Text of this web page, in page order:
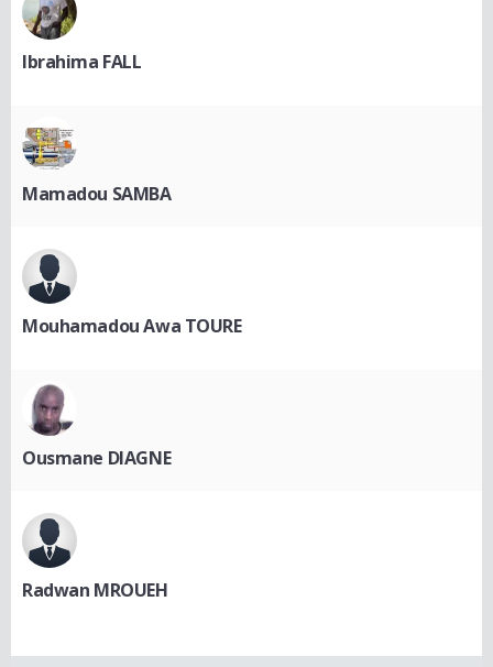
Ibrahima FALL
Mamadou SAMBA
Mouhamadou Awa TOURE
Ousmane DIAGNE
Radwan MROUEH